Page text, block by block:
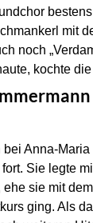
mit
noch
kochte
bei Anna-
Sie legte
sie mit
ging. Als